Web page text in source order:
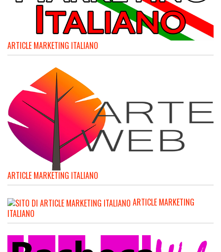
ARTICLE MARKETING ITALIANO
ARTICLE MARKETING ITALIANO
ARTICLE MARKETING
ITALIANO